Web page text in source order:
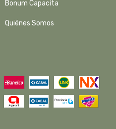
Bonum Capacita
Quiénes Somos